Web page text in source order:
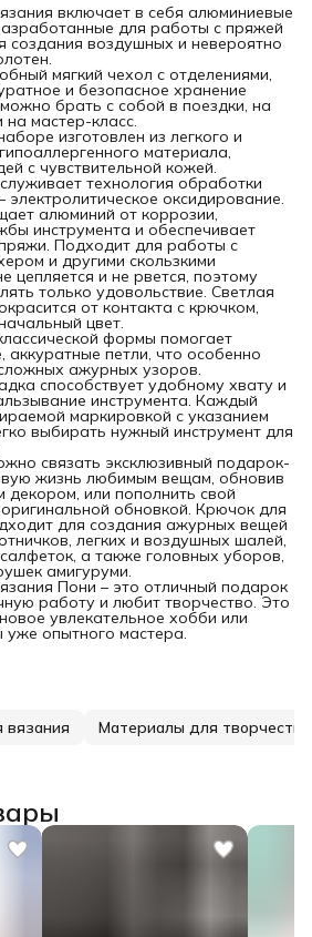
включает в себя алюминиевые
для работы с пряжей
создания воздушных и невероятно
мягкий чехол с отделениями,
и безопасное хранение
брать с собой в поездки, на
на мастер-класс.
изготовлен из легкого и
материала,
с чувствительной кожей.
технология обработки
электролитическое оксидирование.
алюминий от коррозии,
инструмента и обеспечивает
Подходит для работы с
и другими скользкими
цепляется и не рвется, поэтому
только удовольствие. Светлая
от контакта с крючком,
цвет.
формы помогает
петли, что особенно
ажурных узоров.
способствует удобному хвату и
инструмента. Каждый
маркировкой с указанием
выбирать нужный инструмент для
связать эксклюзивный подарок-
жизнь любимым вещам, обновив
или пополнить свой
обновкой. Крючок для
для создания ажурных вещей
легких и воздушных шалей,
а также головных уборов,
амигуруми.
Пони – это отличный подарок
работу и любит творчество. Это
увлекательное хобби или
уже опытного мастера.
Материалы для творчества